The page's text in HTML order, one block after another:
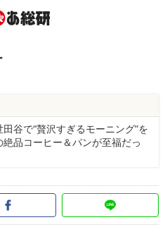
田谷で“贅沢すぎるモーニング”を
品コーヒー＆パンが至福だっ